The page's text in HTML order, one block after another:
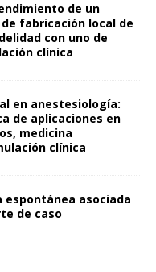
de un
fabricación local de
con uno de
clínica
en anestesiología:
de aplicaciones en
medicina
clínica
espontánea asociada
de caso